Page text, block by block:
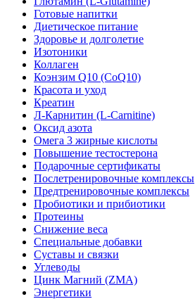
Готовые напитки
Диетическое питание
Здоровье и долголетие
Изотоники
Коллаген
Коэнзим Q10 (CoQ10)
Красота и уход
Креатин
Л-Карнитин (L-Сarnitine)
Оксид азота
Омега 3 жирные кислоты
Повышение тестостерона
Подарочные сертификаты
Послетренировочные комплексы
Предтренировочные комплексы
Пробиотики и прибиотики
Протеины
Снижение веса
Специальные добавки
Суставы и связки
Углеводы
Цинк Магний (ZMA)
Энергетики